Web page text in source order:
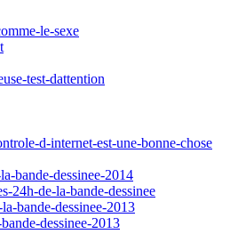
le-sexe
test-dattention
d-internet-est-une-bonne-chose
bande-dessinee-2014
24h-de-la-bande-dessinee
bande-dessinee-2013
dessinee-2013